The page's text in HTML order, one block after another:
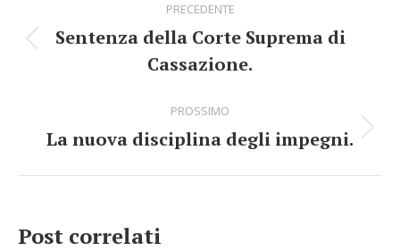
di
navigazione
PRECEDENTE
Stile
dell'anteprima:
Sentenza della Corte Suprema di
Cassazione.
PROSSIMO
Numero
La nuova disciplina degli impegni.
Post correlati